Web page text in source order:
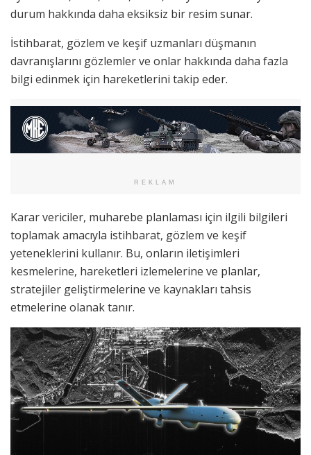
durum hakkında daha eksiksiz bir resim sunar.
İstihbarat, gözlem ve keşif uzmanları düşmanın
davranışlarını gözlemler ve onlar hakkında daha fazla
bilgi edinmek için hareketlerini takip eder.
REKLAM
Karar vericiler, muharebe planlaması için ilgili bilgileri
toplamak amacıyla istihbarat, gözlem ve keşif
yeteneklerini kullanır. Bu, onların iletişimleri
kesmelerine, hareketleri izlemelerine ve planlar,
stratejiler geliştirmelerine ve kaynakları tahsis
etmelerine olanak tanır.